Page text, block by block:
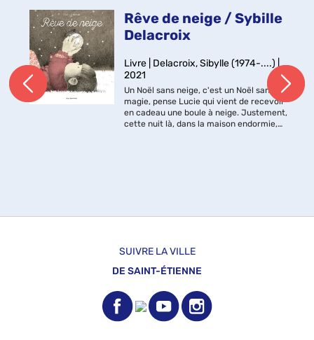
Rêve de neige / Sybille
Delacroix
Livre | Delacroix, Sibylle (1974-....) |
2021
Un Noël sans neige, c'est un Noël sans
magie, pense Lucie qui vient de recevoir
en cadeau une boule à neige. Justement,
cette nuit là, dans la maison endormie,
SUIVRE LA VILLE
DE SAINT-ÉTIENNE